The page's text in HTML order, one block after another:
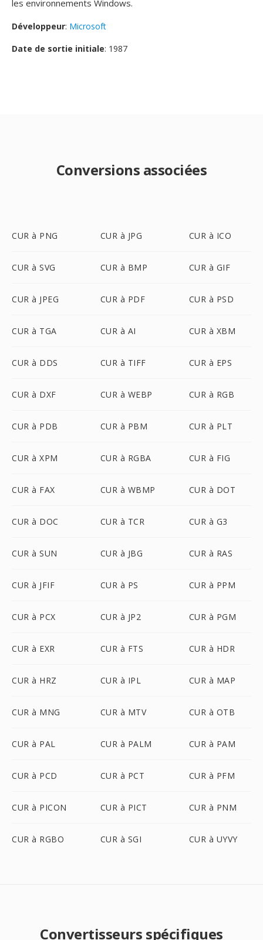
les environnements Windows.
Développeur: Microsoft
Date de sortie initiale: 1987
Conversions associées
CUR à PNG CUR à JPG CUR à ICO
CUR à SVG CUR à BMP CUR à GIF
CUR à JPEG CUR à PDF CUR à PSD
CUR à TGA CUR à AI CUR à XBM
CUR à DDS CUR à TIFF CUR à EPS
CUR à DXF CUR à WEBP CUR à RGB
CUR à PDB CUR à PBM CUR à PLT
CUR à XPM CUR à RGBA CUR à FIG
CUR à FAX CUR à WBMP CUR à DOT
CUR à DOC CUR à TCR CUR à G3
CUR à SUN CUR à JBG CUR à RAS
CUR à JFIF CUR à PS CUR à PPM
CUR à PCX CUR à JP2 CUR à PGM
CUR à EXR CUR à FTS CUR à HDR
CUR à HRZ CUR à IPL CUR à MAP
CUR à MNG CUR à MTV CUR à OTB
CUR à PAL CUR à PALM CUR à PAM
CUR à PCD CUR à PCT CUR à PFM
CUR à PICON CUR à PICT CUR à PNM
CUR à RGBO CUR à SGI CUR à UYVY
Convertisseurs spécifiques